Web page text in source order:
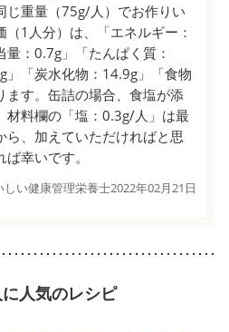
じ重量（75g/人）でお作りい
（1人分）は、「エネルギー：
：0.7g」「たんぱく質：
」「炭水化物：14.9g」「食物
ます。缶詰の場合、食塩が添
材料欄の「塩：0.3g/人」は最
ら、加えていただければと思
幸いです。
しい健康管理栄養士2022年02月21日
人気のレシピ